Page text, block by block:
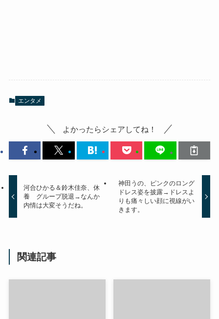
エンタメ
よかったらシェアしてね！
河合ひかる＆鈴木佳奈、休
養 グループ脱退→なんか
内情は大変そうだね。
神田うの、ピンクのロング
ドレス姿を披露→ドレスよ
りも痛々しい顔に視線がい
きます。
関連記事